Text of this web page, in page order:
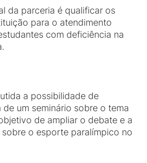
da parceria é qualificar os
para o atendimento
com deficiência na
a possibilidade de
um seminário sobre o tema
de ampliar o debate e a
o esporte paralímpico no